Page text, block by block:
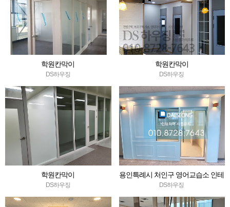
학원칸막이
DS하우징
학원칸막이
DS하우징
학원칸막이
DS하우징
용인특례시 처인구 영어교습소 인테
리어 시공 현장
DS하우징